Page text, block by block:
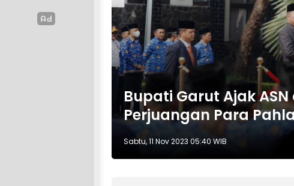
Bupati Garut Ajak
Perjuangan Para
Sabtu, 11 Nov 2023 05:40 WIB